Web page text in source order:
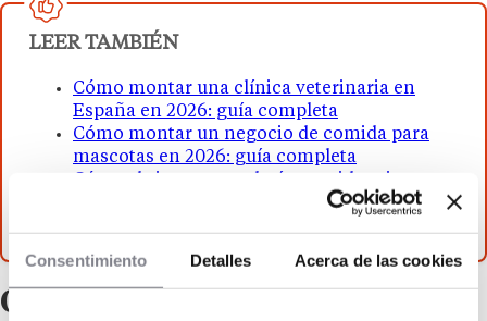
Consentimiento Detalles Acerca de las cookies
LEER TAMBIÉN
Cómo montar una clínica veterinaria en
España en 2026: guía completa
Cómo montar un negocio de comida para
mascotas en 2026: guía completa
canina en 2026: guía completa
Otras tiendas de mascotas en